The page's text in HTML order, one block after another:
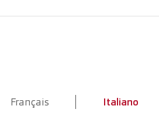
Français Italiano